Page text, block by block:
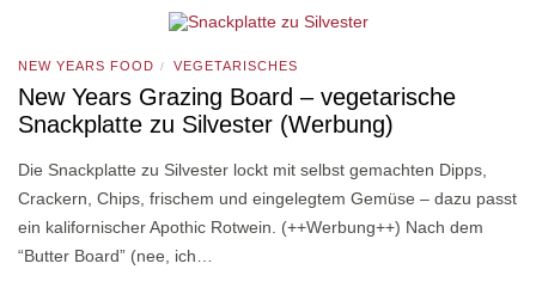
NEW YEARS FOOD / VEGETARISCHES
New Years Grazing Board – vegetarische
Snackplatte zu Silvester (Werbung)
Die Snackplatte zu Silvester lockt mit selbst gemachten Dipps,
Crackern, Chips, frischem und eingelegtem Gemüse – dazu passt
ein kalifornischer Apothic Rotwein. (++Werbung++) Nach dem
“Butter Board” (nee, ich…